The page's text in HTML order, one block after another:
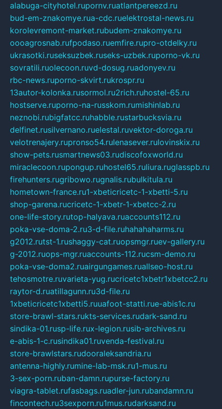
alabuga-cityhotel.rupornv.ruatlantpereezd.ru
bud-em-znakomye.rua-cdc.ruelektrostal-news.ru
korolevremont-market.rubudem-znakomye.ru
oooagrosnab.rufpodaso.ruemfire.rupro-otdelky.ru
ukrasotki.ruseksuzbek.ruseks-uzbek.ruporno-vk.ru
sovratili.ruolecoon.ruvd-dosug.ruadonyev.ru
rbc-news.ruporno-skvirt.rukrospr.ru
13autor-kolonka.rusormol.ru2rich.ruhostel-65.ru
hostserve.ruporno-na-russkom.rumishinlab.ru
neznobi.rubigfatcc.ruhabble.rustarbucksvia.ru
delfinet.rusilvernano.ruelestal.ruvektor-doroga.ru
velotrenajery.rupronso54.rulenasever.rulovinskix.ru
show-pets.rusmartnews03.rudiscofoxworld.ru
miraclecoon.rupongup.ruhostel65.ruliura.ruglasspb.ru
firehunters.rugribowo.rugnalis.rubulkitula.ru
hometown-france.ru1-xbeticricetc-1-xbetti-5.ru
shop-garena.rucricetc-1-xbetr-1-xbetcc-2.ru
one-life-story.rutop-halyava.ruaccounts112.ru
poka-vse-doma-2.ru3-d-file.ruhahahaharms.ru
g2012.rutst-1.rushaggy-cat.ruopsmgr.ruev-gallery.ru
g-2012.ruops-mgr.ruaccounts-112.rucsm-demo.ru
poka-vse-doma2.ruairgungames.ruallseo-host.ru
tehosmotre.ruvarieta-yug.rucricetc1xbetr1xbetcc2.ru
raytor-d.ruatillagunn.ru3d-file.ru
1xbeticricetc1xbetti5.ruuafoot-statti.rue-abis1c.ru
store-brawl-stars.rukts-services.rudark-sand.ru
sindika-01.rusp-life.rux-legion.rusib-archives.ru
e-abis-1-c.rusindika01.ruvenda-festival.ru
store-brawlstars.rudooraleksandria.ru
antenna-highly.rumine-lab-msk.ru1-mus.ru
3-sex-porn.ruban-damn.rupurse-factory.ru
viagra-tablet.rufasbags.ruadler-jun.rubandamn.ru
fincontech.ru3sexporn.ru1mus.rudarksand.ru